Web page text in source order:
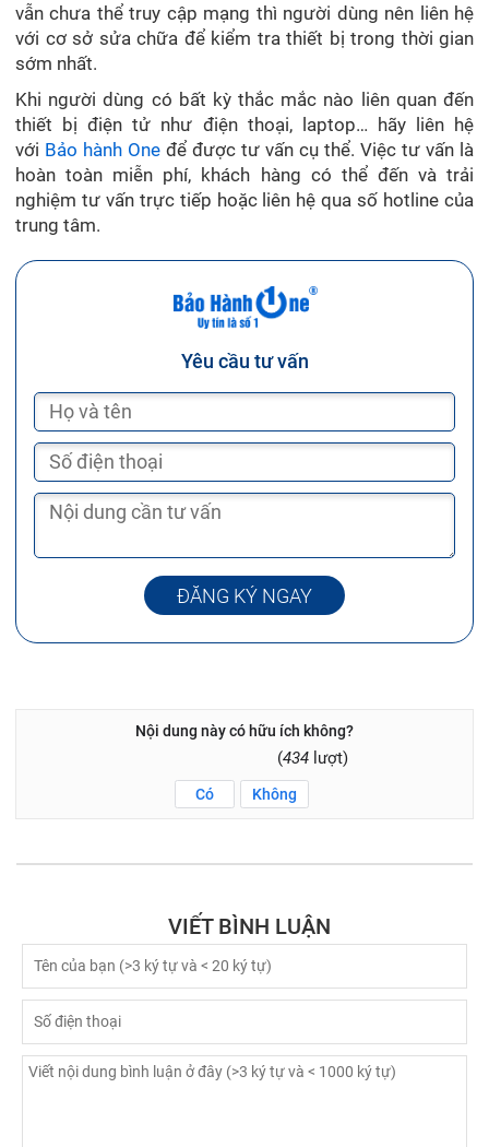
vẫn chưa thể truy cập mạng thì người dùng nên liên hệ
với cơ sở sửa chữa để kiểm tra thiết bị trong thời gian
sớm nhất.
Khi người dùng có bất kỳ thắc mắc nào liên quan đến
thiết bị điện tử như điện thoại, laptop… hãy liên hệ
với Bảo hành One để được tư vấn cụ thể. Việc tư vấn là
hoàn toàn miễn phí, khách hàng có thể đến và trải
nghiệm tư vấn trực tiếp hoặc liên hệ qua số hotline của
trung tâm.
Yêu cầu tư vấn
ĐĂNG KÝ NGAY
Nội dung này có hữu ích không?
(434 lượt)
Có Không
VIẾT BÌNH LUẬN